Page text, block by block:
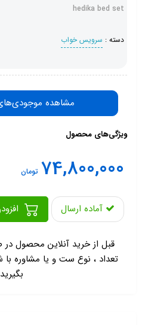
hedika bed set
دسته : سرویس خواب
مشاهده
ویژگی‌های محصول
74,800,000 تومان
آماده ارسال
قبل از خرید آنلاین محصول در
تعداد ، نوع ست و یا مشاوره با
بگیرید